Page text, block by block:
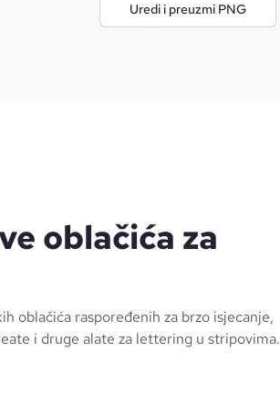
Uredi i preuzmi PNG
oblačića za
oblačića raspoređenih za brzo isjecanje,
i druge alate za lettering u stripovima.